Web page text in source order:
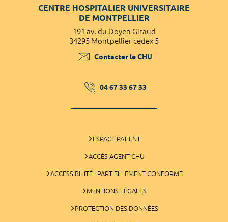
CENTRE HOSPITALIER UNIVERSITAIRE
DE MONTPELLIER
191 av. du Doyen Giraud
34295 Montpellier cedex 5
Contacter le CHU
04 67 33 67 33
ESPACE PATIENT
ACCÈS AGENT CHU
ACCESSIBILITÉ : PARTIELLEMENT CONFORME
MENTIONS LÉGALES
PROTECTION DES DONNÉES